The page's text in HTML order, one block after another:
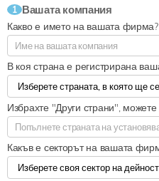
1 Вашата компания
Какво е името на вашата фирма?
В коя страна е регистрирана
Какъв е секторът на вашата
Избрахте "Други страни",